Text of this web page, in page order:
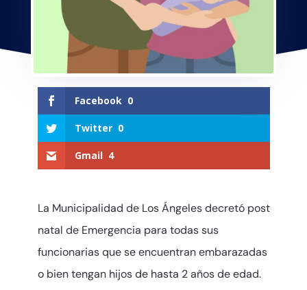
Facebook 0
Twitter 0
Gmail 4
La Municipalidad de Los Ángeles decretó post
natal de Emergencia para todas sus
funcionarias que se encuentran embarazadas
o bien tengan hijos de hasta 2 años de edad.